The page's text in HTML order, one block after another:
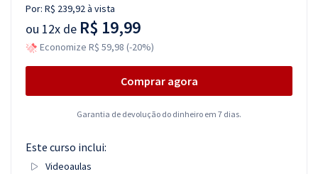
Por: R$ 239,92à vista
ou 12x de R$ 19,99
Economize R$ 59,98 (-20%)
Comprar agora
Garantia de devolução do dinheiro em 7 dias.
Este curso inclui:
Videoaulas